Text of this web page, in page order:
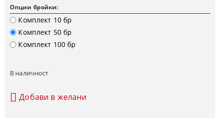
Опции бройки:
Комплект 10 бр
Комплект 50 бр
Комплект 100 бр
В наличност
Добави в желани